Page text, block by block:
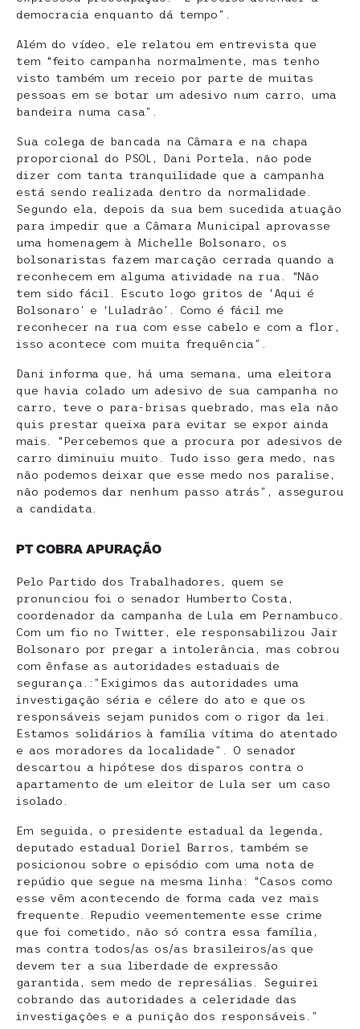
democracia enquanto dá tempo”.
Além do vídeo, ele relatou em entrevista que
tem “feito campanha normalmente, mas tenho
visto também um receio por parte de muitas
pessoas em se botar um adesivo num carro, uma
bandeira numa casa”.
Sua colega de bancada na Câmara e na chapa
proporcional do PSOL, Dani Portela, não pode
dizer com tanta tranquilidade que a campanha
está sendo realizada dentro da normalidade.
Segundo ela, depois da sua bem sucedida atuação
para impedir que a Câmara Municipal aprovasse
uma homenagem à Michelle Bolsonaro, os
bolsonaristas fazem marcação cerrada quando a
reconhecem em alguma atividade na rua. “Não
tem sido fácil. Escuto logo gritos de ‘Aqui é
Bolsonaro’ e ‘Luladrão’. Como é fácil me
reconhecer na rua com esse cabelo e com a flor,
isso acontece com muita frequência”.
Dani informa que, há uma semana, uma eleitora
que havia colado um adesivo de sua campanha no
carro, teve o para-brisas quebrado, mas ela não
quis prestar queixa para evitar se expor ainda
mais. “Percebemos que a procura por adesivos de
carro diminuiu muito. Tudo isso gera medo, nas
não podemos deixar que esse medo nos paralise,
não podemos dar nenhum passo atrás”, assegurou
a candidata.
PT COBRA APURAÇÃO
Pelo Partido dos Trabalhadores, quem se
pronunciou foi o senador Humberto Costa,
coordenador da campanha de Lula em Pernambuco.
Com um fio no Twitter, ele responsabilizou Jair
Bolsonaro por pregar a intolerância, mas cobrou
com ênfase as autoridades estaduais de
segurança.:”Exigimos das autoridades uma
investigação séria e célere do ato e que os
responsáveis sejam punidos com o rigor da lei.
Estamos solidários à família vítima do atentado
e aos moradores da localidade”. O senador
descartou a hipótese dos disparos contra o
apartamento de um eleitor de Lula ser um caso
isolado.
Em seguida, o presidente estadual da legenda,
deputado estadual Doriel Barros, também se
posicionou sobre o episódio com uma nota de
repúdio que segue na mesma linha: “Casos como
esse vêm acontecendo de forma cada vez mais
frequente. Repudio veementemente esse crime
que foi cometido, não só contra essa família,
mas contra todos/as os/as brasileiros/as que
devem ter a sua liberdade de expressão
garantida, sem medo de represálias. Seguirei
cobrando das autoridades a celeridade das
investigações e a punição dos responsáveis.”